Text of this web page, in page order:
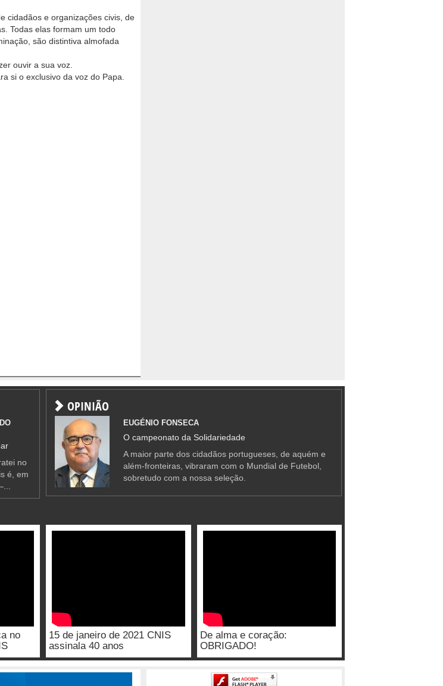
cidadãos e organizações civis, de
Todas elas formam um todo
são distintiva almofada
ouvir a sua voz.
si o exclusivo da voz do Papa.
no
é, em
OPINIÃO
EUGÉNIO FONSECA
O campeonato da Solidariedade
A maior parte dos cidadãos portugueses, de aquém e
além-fronteiras, vibraram com o Mundial de Futebol,
sobretudo com a nossa seleção.
no
15 de janeiro de 2021 CNIS
assinala 40 anos
De alma e coração:
OBRIGADO!